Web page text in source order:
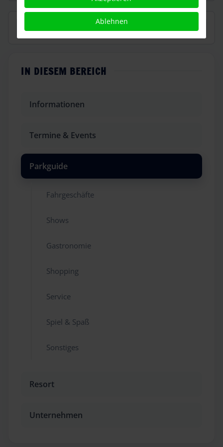
IN DIESEM BEREICH
Informationen
Termine & Events
Parkguide
Fahrgeschäfte
Shows
Gastronomie
Shopping
Service
Spiel & Spaß
Sonstiges
Resort
Unternehmen
Ablehnen